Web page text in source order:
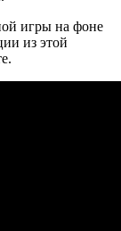
игры на фоне
из этой